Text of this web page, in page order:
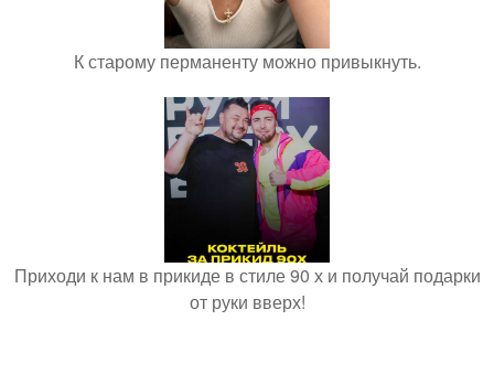
К старому перманенту можно привыкнуть.
Приходи к нам в прикиде в стиле 90 х и получай подарки
от руки вверх!